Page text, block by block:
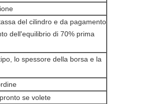
del cilindro e da pagamento
dell'equilibrio di 70% prima
lo spessore della borsa e la
se volete